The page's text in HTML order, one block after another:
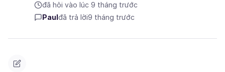
đã hỏi vào lúc 9 tháng trước
Paul đã trả lời9 tháng trước